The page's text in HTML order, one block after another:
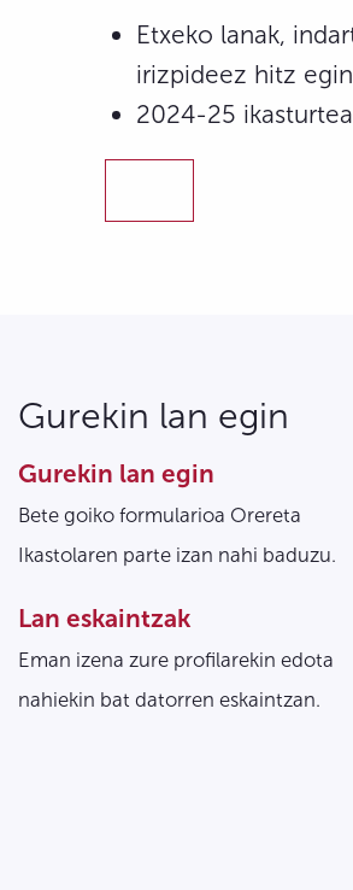
Etxeko lanak,
irizpideez hitz
2024-25
Gurekin lan egin
Gurekin lan egin
Bete goiko formularioa Orereta
Ikastolaren parte izan nahi baduzu.
Lan eskaintzak
Eman izena zure profilarekin edota
nahiekin bat datorren eskaintzan.